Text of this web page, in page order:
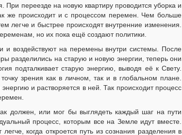
При переезде на новую квартиру проводится уборка и
же происходит и с процессом перемен. Чем больше
легче и быстрее происходят внутренние изменения.
но их пока ещё создают политики.
воздействуют на перемены внутри системы. После
разделились на старую и новую энергии, теперь они
подталкивает старую энергию, выводя её к Свету.
зрения как в личном, так и в глобальном плане.
и растворяется в ней. Так происходит процесс
должен, или мог бы выглядеть каждый шаг на пути
процесс, которым все на Земле идут вместе.
когда откроется путь из сознания разделения в